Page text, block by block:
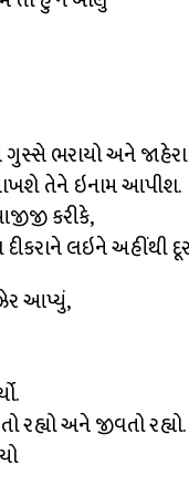
ભરાયો અને
નાખશે તેને ઇનામ આપીશ.
કરીકે,
દીકરાને લઇને અહીંથી
આપ્યું,
રહ્યો અને જીવતો રહ્યો.